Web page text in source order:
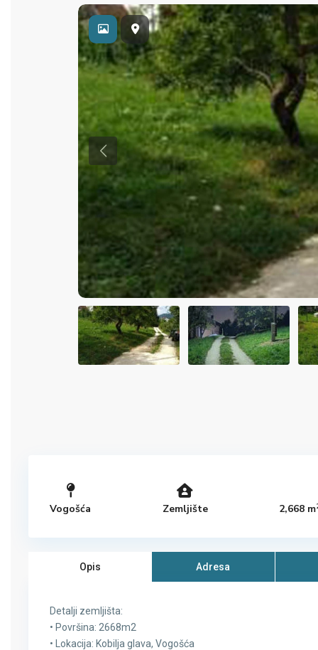
Vogošća Zemljište 2,668 m
Opis Adresa
Detalji zemljišta:
• Površina: 2668m2
• Lokacija: Kobilja glava, Vogošća